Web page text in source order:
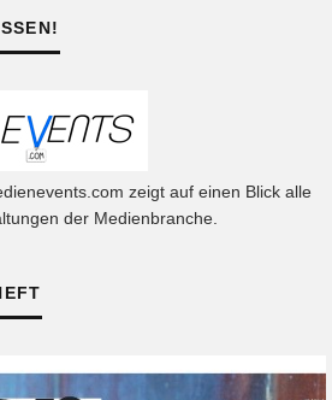
zeigt auf einen Blick alle
der Medienbranche.